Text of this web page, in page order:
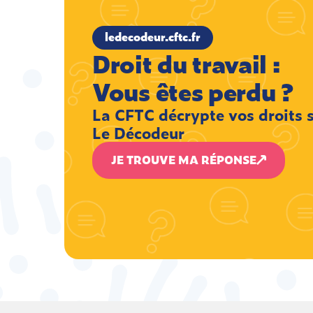
ledecodeur.cftc.fr
Droit du travail :
Vous êtes perdu ?
La CFTC décrypte vos droits
Le Décodeur
JE TROUVE MA RÉPONSE